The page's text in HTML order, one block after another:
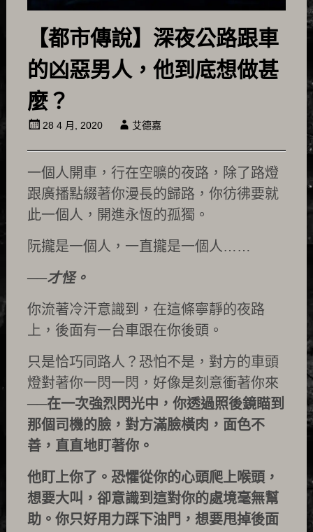
【都市傳說】深夜公路跟車
的凶惡男人，他到底想做甚
麼？
28 4 月, 2020 艾德嘉
一個人開車，行在空曠的夜路，除了路燈
跟廣播點綴著你漫長的歸路，你彷彿要就
此一個人，開進永恆的孤獨。
阮攏是一個人，一直攏是一個人……
──才怪。
你流著冷汗意識到，在這條寧靜的夜路
上，後面有一台車跟在你後頭。
只是恰巧同路人？恐怕不是，對方的車頭
燈對著你一閃一閃，好像是刻意衝著你來
──在一次強烈閃光中，你透過照後鏡瞄到
那個司機的臉，對方滿臉橫肉，面色不
善，直直地盯著你。
他盯上你了。恐懼從你的心頭爬上喉頭，
想要大叫，卻意識到這對你的處境毫無幫
助。你只好用力踩下油門，想要甩掉後面